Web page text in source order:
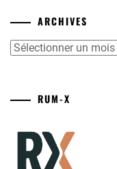
ARCHIVES
Archives
RUM-X